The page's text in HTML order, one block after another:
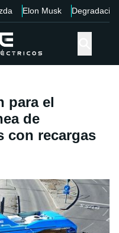
Elon Musk Degradación
para el
de
con recargas